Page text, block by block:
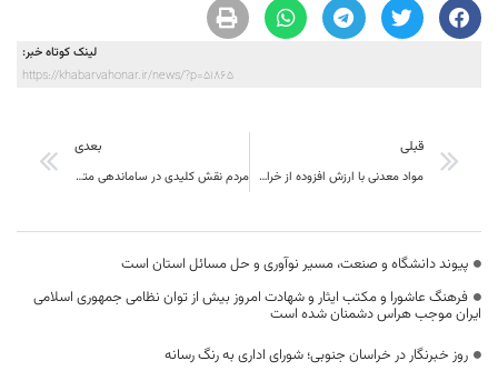
لینک کوتاه خبر:
https://khabarvahonar.ir/news/?p=51865
قبلی
مواد معدنی با ارزش افزوده از خراسان جنوبی خارج شود
بعدی
مردم نقش کلیدی در ساماندهی متکدیان و زباله‌گردها دارند
پیوند دانشگاه و صنعت، مسیر نوآوری و حل مسائل استان است
فرهنگ عاشورا و مکتب ایثار و شهادت امروز بیش از توان نظامی جمهوری اسلامی
ایران موجب هراس دشمنان شده است
روز خبرنگار در خراسان جنوبی؛ شورای اداری به رنگ رسانه